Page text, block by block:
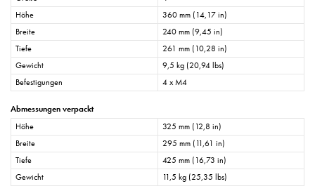
Höhe
360 mm (14,17 in)
Breite
240 mm (9,45 in)
Tiefe
261 mm (10,28 in)
Gewicht
9,5 kg (20,94 lbs)
Befestigungen
4 x M4
Abmessungen verpackt
Höhe
325 mm (12,8 in)
Breite
295 mm (11,61 in)
Tiefe
425 mm (16,73 in)
Gewicht
11,5 kg (25,35 lbs)